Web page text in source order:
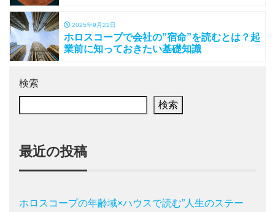
2025年9月22日
ホロスコープで会社の”宿命”を読むとは？起
業前に知っておきたい基礎知識
検索
検索
最近の投稿
ホロスコープの年齢域×ハウスで読む”人生のステー